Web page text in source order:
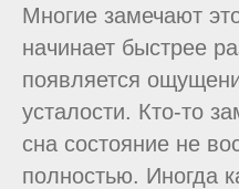
Многие замечают
начинает быстрее
появляется
усталости. Кто-то
сна состояние не
полностью. Иногда